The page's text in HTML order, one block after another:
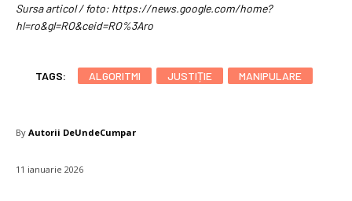
Sursa articol / foto: https://news.google.com/home?
hl=ro&gl=RO&ceid=RO%3Aro
TAGS: ALGORITMI JUSTIȚIE MANIPULARE
By Autorii DeUndeCumpar
11 ianuarie 2026